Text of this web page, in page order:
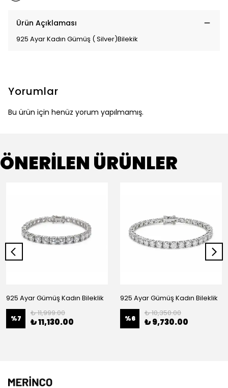
Ürün Açıklaması
925 Ayar Kadın Gümüş ( Silver)Bilekik
Yorumlar
Bu ürün için henüz yorum yapılmamış.
ÖNERİLEN ÜRÜNLER
925 Ayar Gümüş Kadın Bileklik
%7
₺ 11,999.00
₺ 11,130.00
925 Ayar Gümüş Kadın Bileklik
%6
₺ 10,350.00
₺ 9,730.00